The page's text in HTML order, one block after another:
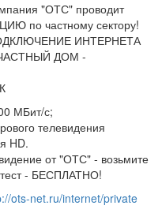
"ОТС" проводит
по частному сектору!
ИНТЕРНЕТА
ДОМ -
МБит/с;
телевидения
HD.
от "ОТС" - возьмите
- БЕСПЛАТНО!
ots-net.ru/internet/private